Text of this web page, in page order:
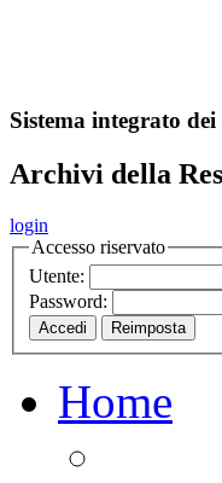
Sistema integrato
Archivi della
login
Accesso riservato
Utente:
Password:
Home